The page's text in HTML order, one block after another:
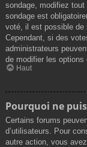
sondage, modifiez
sondage est
voté, il est possible de
Cependant, si des
administrateurs
de modifier les options
Haut
Pourquoi ne
Certains forums
d’utilisateurs. Pour
autre action, vous